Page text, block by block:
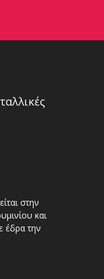
στην
και
έδρα την